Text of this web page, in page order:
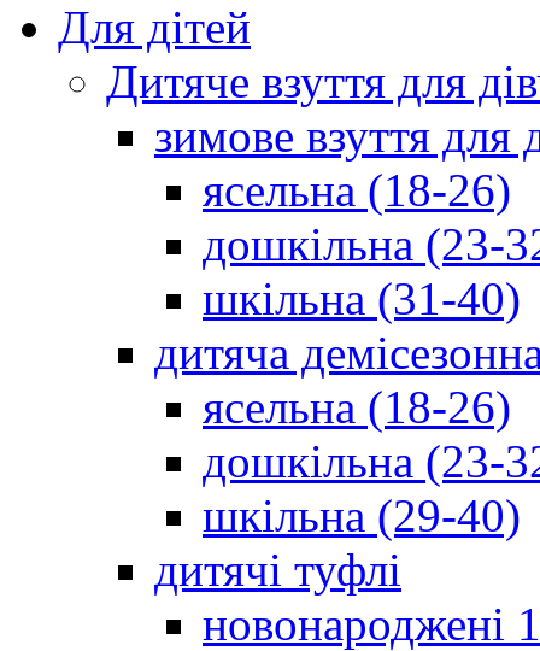
Для дітей
Дитяче взуття для
зимове взуття для
ясельна (18-26)
дошкільна (23-
шкільна (31-40)
дитяча
ясельна (18-26)
дошкільна (23-
шкільна (29-40)
дитячі туфлі
новонароджені